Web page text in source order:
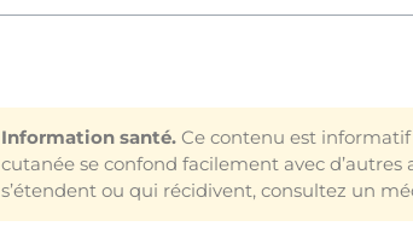
Information santé. Ce contenu est
cutanée se confond facilement avec
s’étendent ou qui récidivent, consultez un